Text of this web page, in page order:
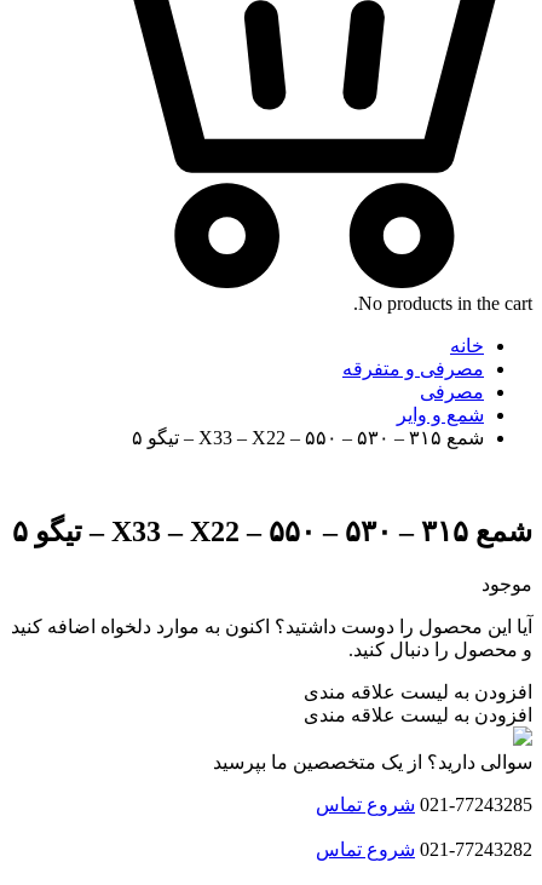
No products in the cart.
خانه
مصرفی و متفرقه
مصرفی
شمع و وایر
شمع ۳۱۵ – ۵۳۰ – ۵۵۰ – X33 – X22 – تیگو ۵
شمع ۳۱۵ – ۵۳۰ – ۵۵۰ – X33 – X22 – تیگو ۵
موجود
آیا این محصول را دوست داشتید؟ اکنون به موارد دلخواه اضافه کنید
و محصول را دنبال کنید.
افزودن به لیست علاقه مندی
افزودن به لیست علاقه مندی
سوالی دارید؟ از یک متخصصین ما بپرسید
021-77243285 شروع تماس
021-77243282 شروع تماس